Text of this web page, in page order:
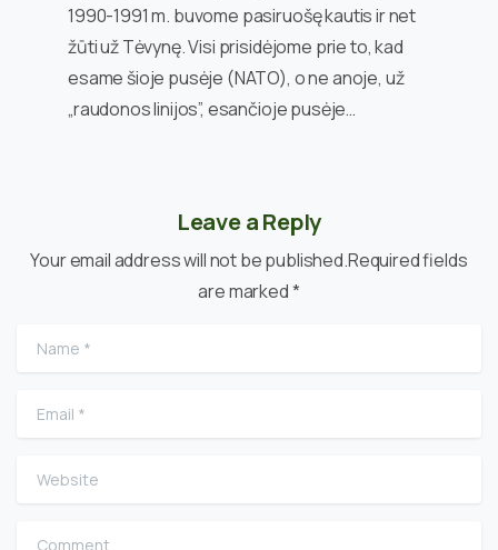
1990-1991 m. buvome pasiruošę kautis ir net
žūti už Tėvynę. Visi prisidėjome prie to, kad
esame šioje pusėje (NATO), o ne anoje, už
„raudonos linijos”, esančioje pusėje…
Leave a Reply
Your email address will not be published.Required fields
are marked *
Name
Email
Website
Comment